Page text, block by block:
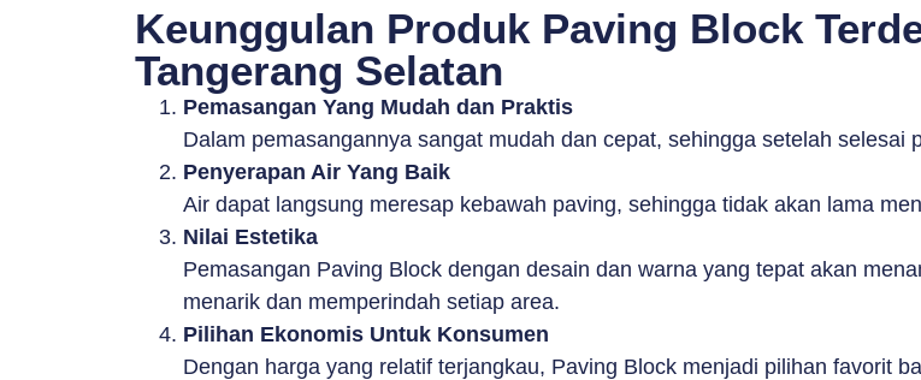
Keunggulan Produk Paving Block
Tangerang Selatan
Pemasangan Yang Mudah dan Praktis
Dalam pemasangannya sangat mudah dan cepat, sehingga setelah selesai
Penyerapan Air Yang Baik
Air dapat langsung meresap kebawah paving, sehingga tidak akan lama
Nilai Estetika
Pemasangan Paving Block dengan desain dan warna yang tepat akan
menarik dan memperindah setiap area.
Pilihan Ekonomis Untuk Konsumen
Dengan harga yang relatif terjangkau, Paving Block menjadi pilihan favorit